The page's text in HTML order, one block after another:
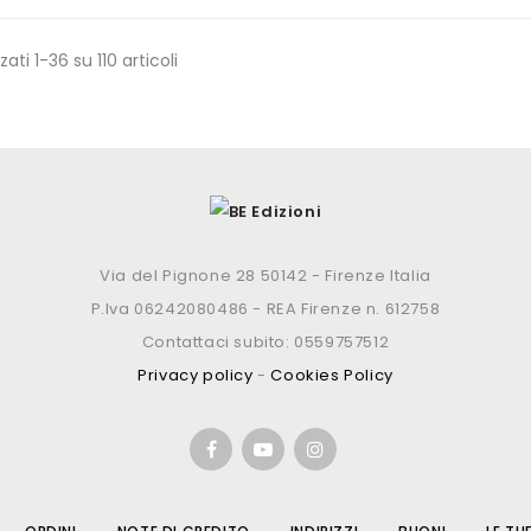
1-36 su 110 articoli
Via del Pignone 28 50142 - Firenze Italia
P.Iva 06242080486 - REA Firenze n. 612758
Contattaci subito: 0559757512
Privacy policy -Cookies Policy